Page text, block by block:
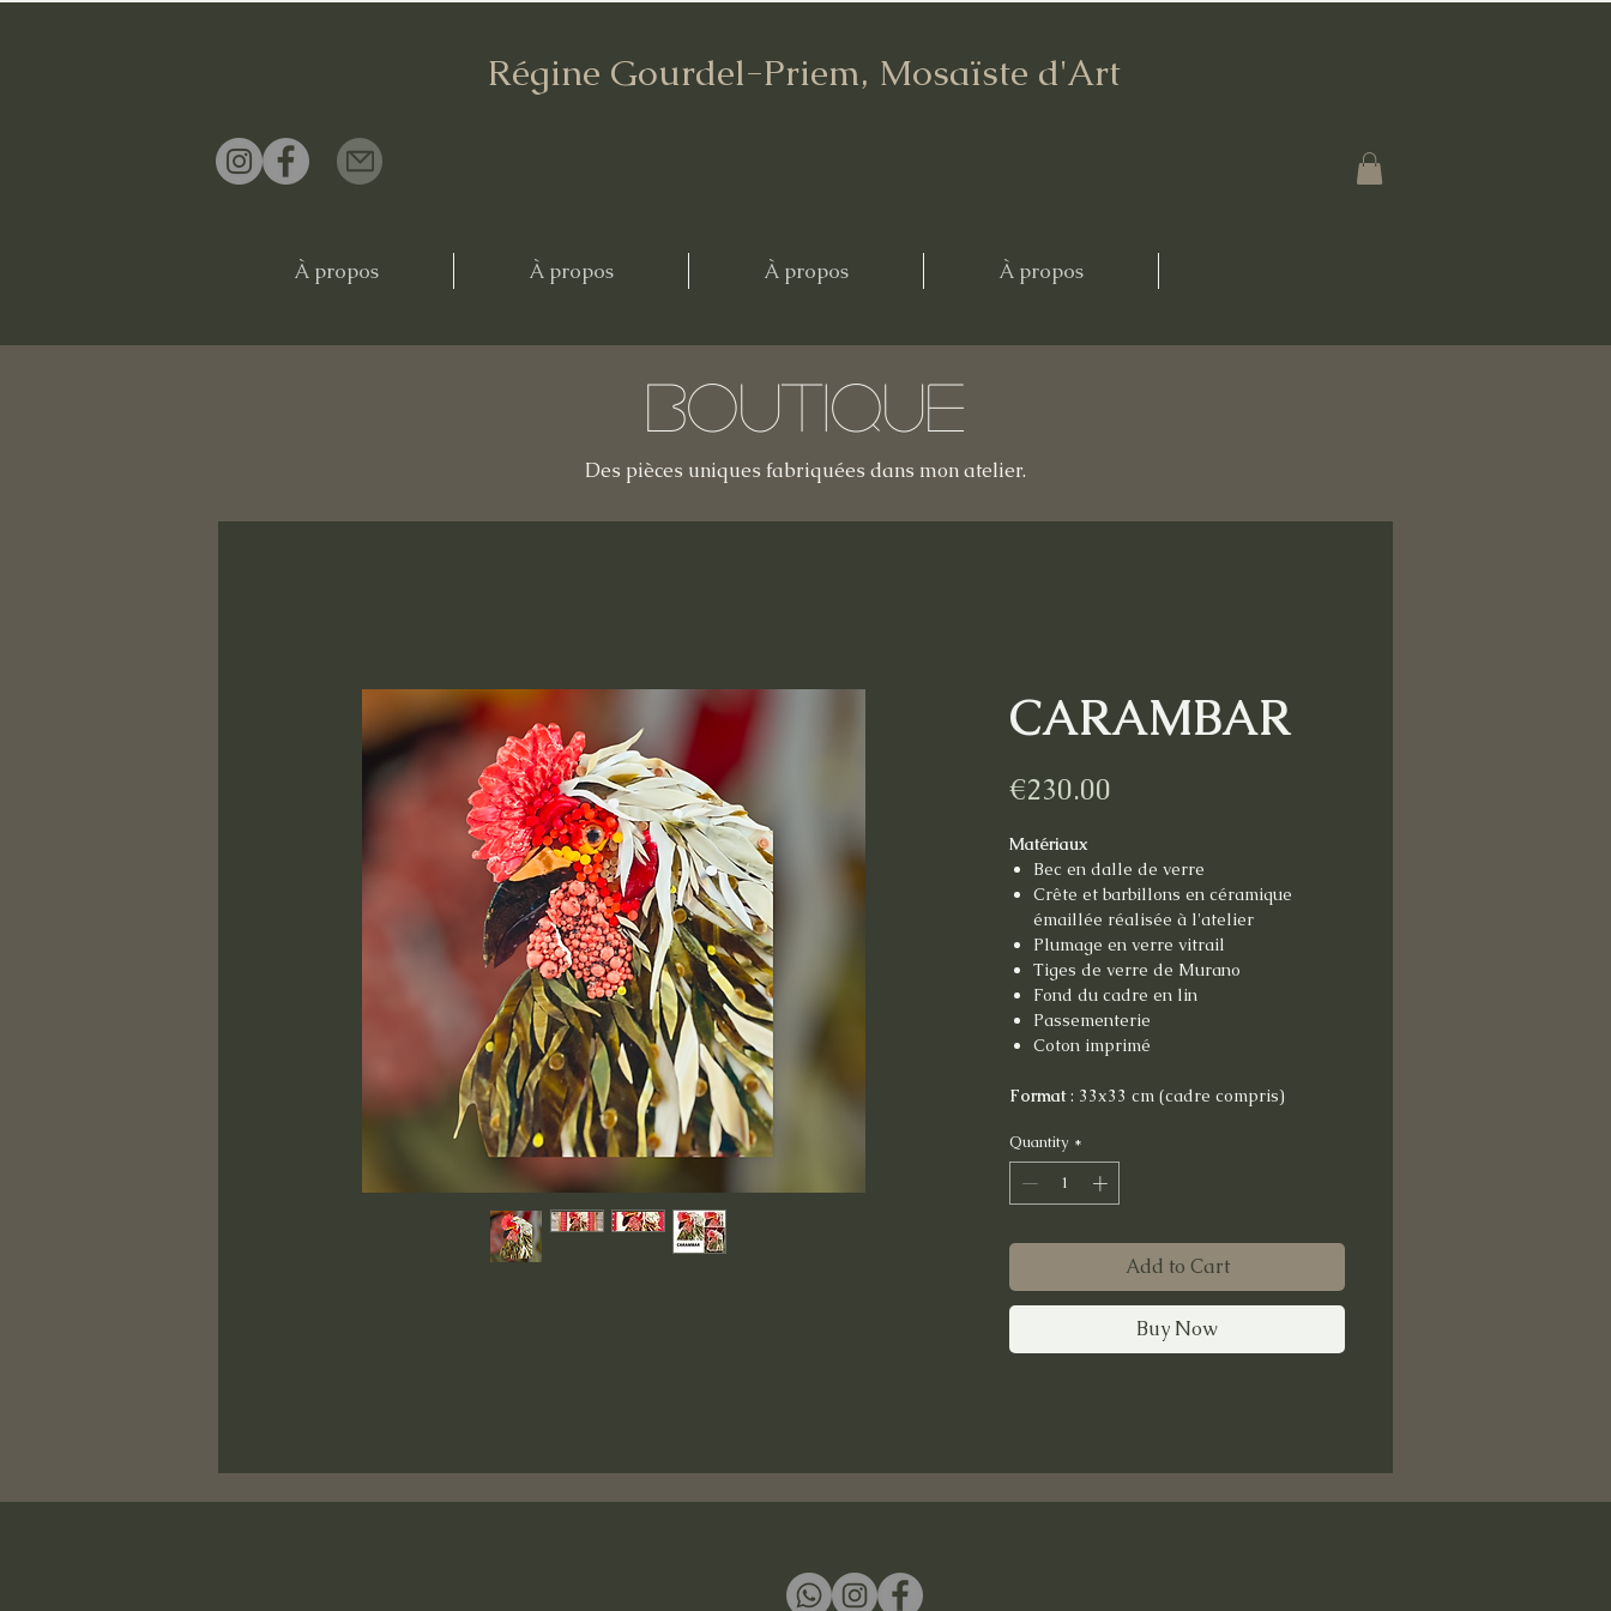
Régine Gourdel-Priem, Mosaïste d'Art
À propos À propos À propos À propos
Boutique
Des pièces uniques fabriquées dans mon atelier.
CARAMBAR
€230.00
Matériaux
Bec en dalle de verre
Crête et barbillons en céramique
émaillée réalisée à l'atelier
Plumage en verre vitrail
Tiges de verre de Murano
Fond du cadre en lin
Passementerie
Coton imprimé
Format: 33x33 cm (cadre compris)
Quantity *
Add to Cart
Buy Now